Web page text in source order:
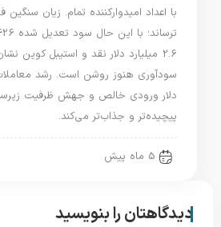
با اعداد امیدوارکننده تمام. زیان سنگین
2.6 میلیارد دلار نقد و استیبل کوین
دلار ورودی خالص و جهش ظرفیت
پیچیده‌تر و جذاب‌تر می‌کند.
5 ماه پیش
دیدگاهتان را بنویسید